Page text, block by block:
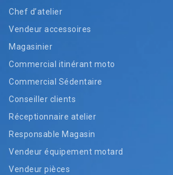
Chef d’atelier
Vendeur accessoires
Magasinier
Commercial itinérant moto
Commercial Sédentaire
Conseiller clients
Réceptionnaire atelier
Responsable Magasin
Vendeur équipement motard
Vendeur pièces